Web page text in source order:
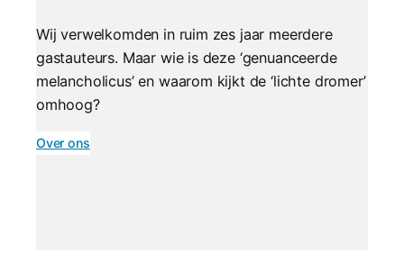
Wij verwelkomden in ruim zes jaar meerdere
gastauteurs. Maar wie is deze ‘genuanceerde
melancholicus’ en waarom kijkt de ‘lichte dromer’
omhoog?
Over ons